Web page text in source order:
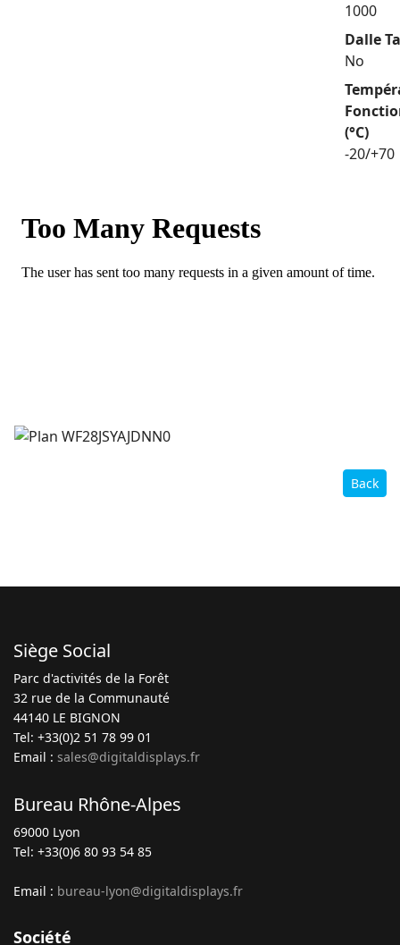
1000
Dalle
No
(°C)
-20/+70
Back
Siège Social
Parc d'activités de la Forêt
32 rue de la Communauté
44140 LE BIGNON
Tel: +33(0)2 51 78 99 01
Email : sales@digitaldisplays.fr
Bureau Rhône-Alpes
69000 Lyon
Tel: +33(0)6 80 93 54 85
Email : bureau-lyon@digitaldisplays.fr
Société